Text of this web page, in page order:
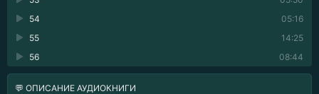
05:16
54
14:25
55
08:44
56
💬 ОПИСАНИЕ АУДИОКНИГИ